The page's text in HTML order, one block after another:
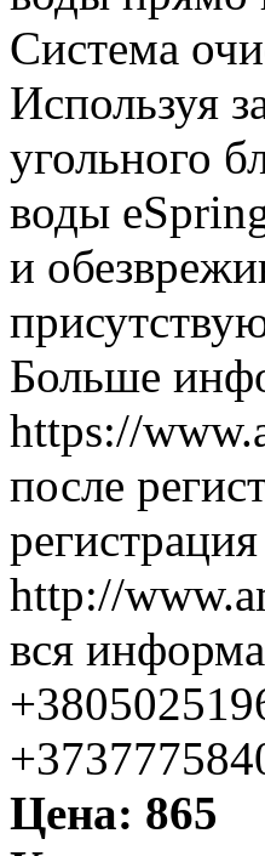
Система
Используя
угольного
воды
и
Больше
https://
после
http://
вся
Цена: 865